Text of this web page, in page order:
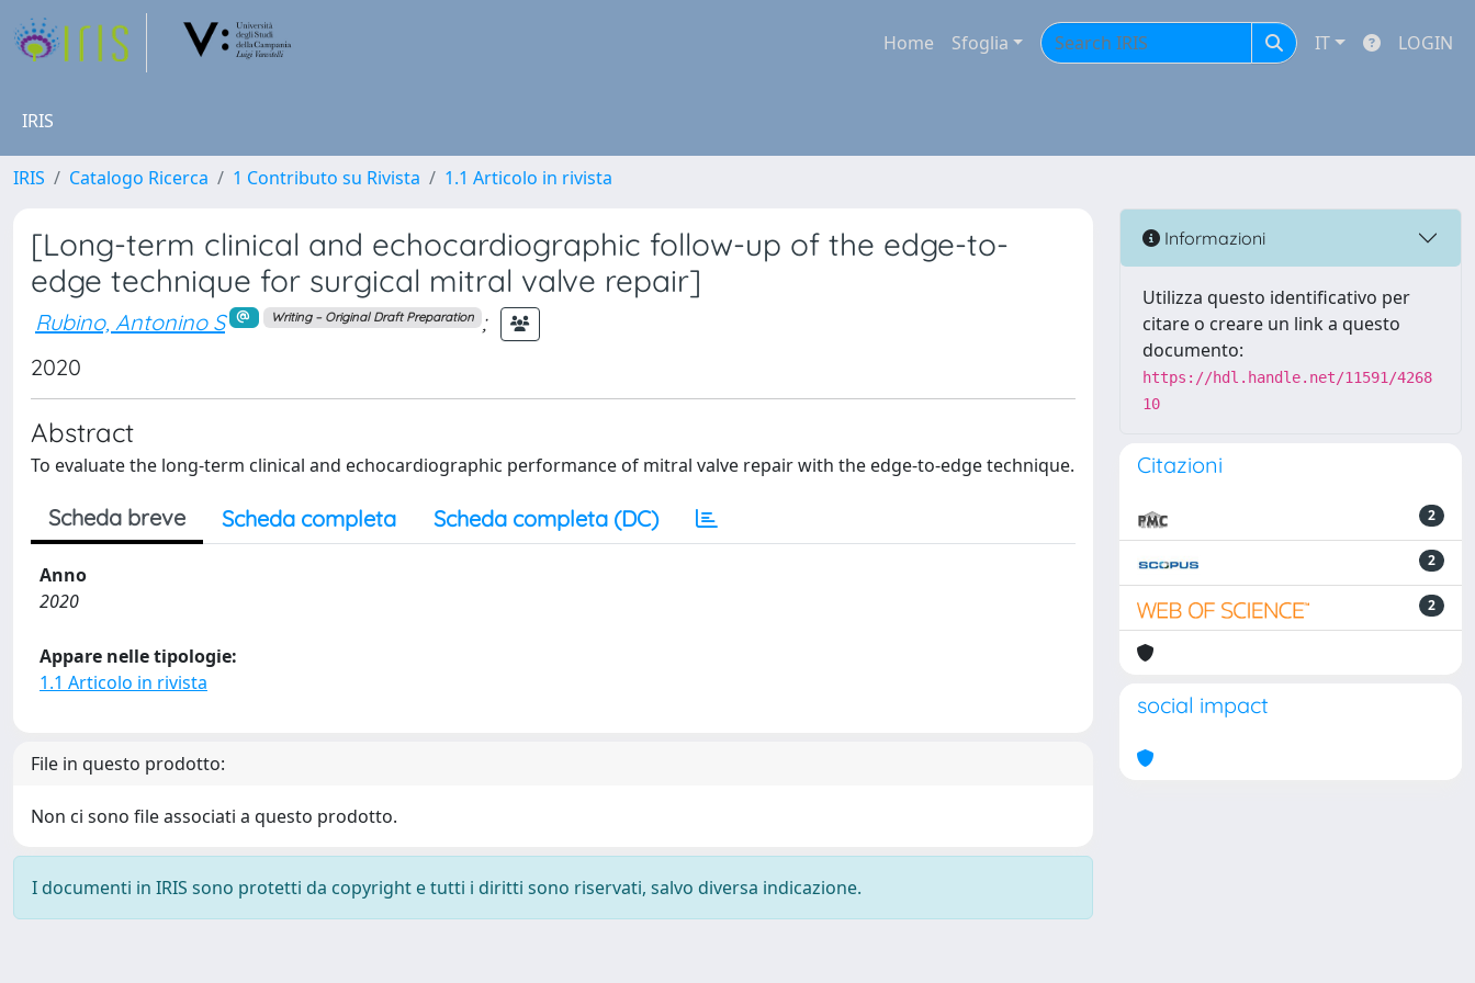
Home Sfoglia IT LOGIN
IRIS
IRIS Catalogo Ricerca 1 Contributo su Rivista 1.1 Articolo in rivista
[Long-term clinical and echocardiographic follow-up of the edge-to-
edge technique for surgical mitral valve repair]
Rubino, Antonino S Writing – Original Draft Preparation
;
2020
Abstract
To evaluate the long-term clinical and echocardiographic performance of mitral valve repair with the edge-to-edge technique.
Scheda breve Scheda completa Scheda completa (DC)
Anno
2020
Appare nelle tipologie:
1.1 Articolo in rivista
File in questo prodotto:
Non ci sono file associati a questo prodotto.
I documenti in IRIS sono protetti da copyright e tutti i diritti sono riservati, salvo diversa indicazione.
Informazioni
Utilizza questo identificativo per
citare o creare un link a questo
documento:
https://hdl.handle.net/11591/4268
10
Citazioni
2
2
2
social impact